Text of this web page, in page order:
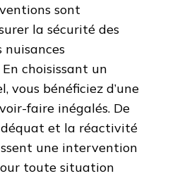
sont
la sécurité des
nuisances
choisissant un
vous bénéficiez d’une
faire inégalés. De
et la réactivité
une intervention
toute situation